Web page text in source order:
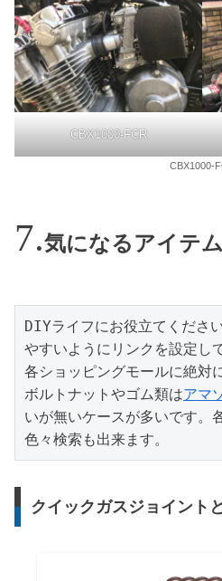
CBX1000-FCR
CBX1000-
気になるアイテム
DIYライフにお役立てくださ
やすいようにリンクを設定し
各ショッピングモールに絶対
ボルトナットやゴム類はアマ
いが無いケースが多いです。
色々検索も出来ます。
クイックガスジョイント